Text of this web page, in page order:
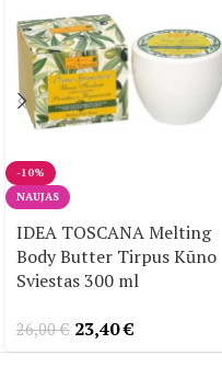
-10%
NAUJAS
IDEA TOSCANA Melting
Body Butter Tirpus Kūno
Sviestas 300 ml
26,00€ 23,40€